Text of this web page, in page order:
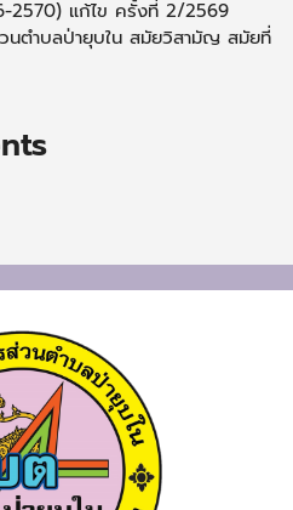
แก้ไข ครั้งที่ 2/2569
นตำบลป่ายุบใน สมัยวิสามัญ สมัยที่